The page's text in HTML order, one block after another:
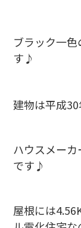
ブラック一
す♪
建物は平成30
ハウスメー
です♪
屋根には